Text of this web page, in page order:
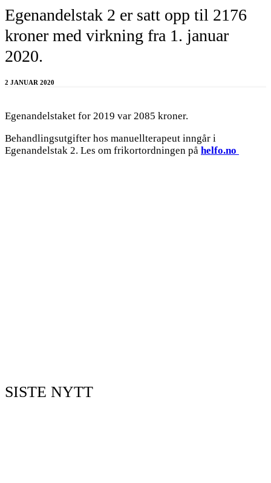
Egenandelstak 2 er satt opp til 2176
kroner med virkning fra 1. januar
2020.
2 JANUAR 2020
Egenandelstaket for 2019 var 2085 kroner.
Behandlingsutgifter hos manuellterapeut inngår i
Egenandelstak 2. Les om frikortordningen på helfo.no
SISTE NYTT